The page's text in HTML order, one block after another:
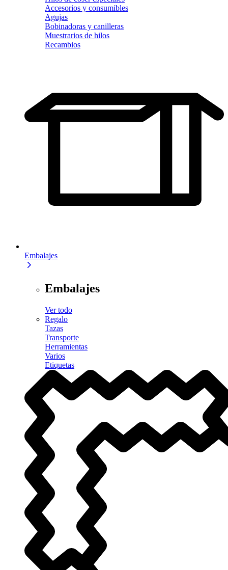
Accesorios y consumibles
Agujas
Bobinadoras y canilleras
Muestrarios de hilos
Recambios
Embalajes
Embalajes
Ver todo
Regalo
Tazas
Transporte
Herramientas
Varios
Etiquetas